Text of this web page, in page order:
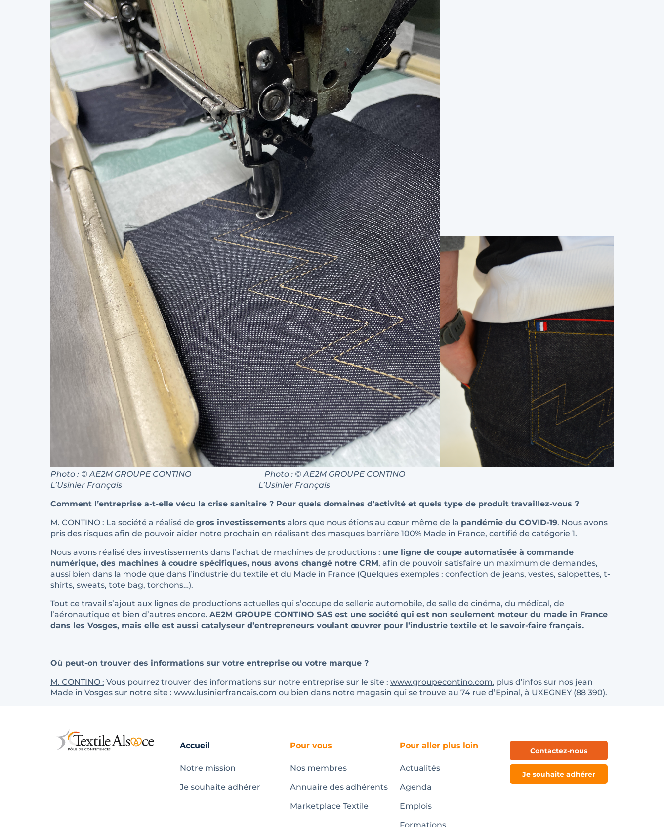
Photo : © AE2M GROUPE CONTINO Photo : © AE2M GROUPE CONTINO
L’Usinier Français L’Usinier Français
Comment l’entreprise a-t-elle vécu la crise sanitaire ? Pour quels domaines d’activité et quels type de produit travaillez-vous ?
M. CONTINO : La société a réalisé de gros investissements alors que nous étions au cœur même de la pandémie du COVID-19. Nous avons
pris des risques afin de pouvoir aider notre prochain en réalisant des masques barrière 100% Made in France, certifié de catégorie 1.
Nous avons réalisé des investissements dans l’achat de machines de productions : une ligne de coupe automatisée à commande
numérique, des machines à coudre spécifiques, nous avons changé notre CRM, afin de pouvoir satisfaire un maximum de demandes,
aussi bien dans la mode que dans l’industrie du textile et du Made in France (Quelques exemples : confection de jeans, vestes, salopettes, t-
shirts, sweats, tote bag, torchons…).
Tout ce travail s’ajout aux lignes de productions actuelles qui s’occupe de sellerie automobile, de salle de cinéma, du médical, de
l’aéronautique et bien d’autres encore. AE2M GROUPE CONTINO SAS est une société qui est non seulement moteur du made in France
dans les Vosges, mais elle est aussi catalyseur d’entrepreneurs voulant œuvrer pour l’industrie textile et le savoir-faire français.
Où peut-on trouver des informations sur votre entreprise ou votre marque ?
M. CONTINO : Vous pourrez trouver des informations sur notre entreprise sur le site : www.groupecontino.com, plus d’infos sur nos jean
Made in Vosges sur notre site : www.lusinierfrancais.com ou bien dans notre magasin qui se trouve au 74 rue d’Épinal, à UXEGNEY (88 390).
Accueil
Notre mission
Je souhaite adhérer
Pour vous
Nos membres
Annuaire des adhérents
Marketplace Textile
Pour aller plus loin
Actualités
Agenda
Emplois
Formations
Contactez-nous
Je souhaite adhérer